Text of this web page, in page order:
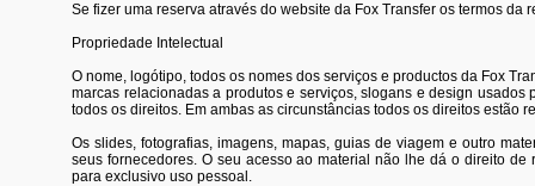
Se fizer uma reserva através do website da Fox Transfer os termos da
Propriedade Intelectual
O nome, logótipo, todos os nomes dos serviços e productos da Fox
marcas relacionadas a produtos e serviços, slogans e design
todos os direitos. Em ambas as circunstâncias todos os direitos estão
Os slides, fotografias, imagens, mapas, guias de viagem e outro
seus fornecedores. O seu acesso ao material não lhe dá o direito
para exclusivo uso pessoal.